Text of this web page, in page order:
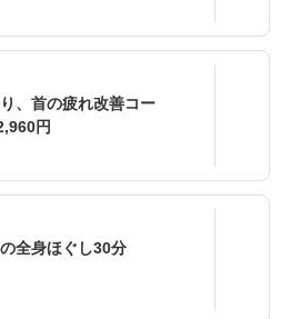
首の疲れ改善コー
円
身ほぐし30分